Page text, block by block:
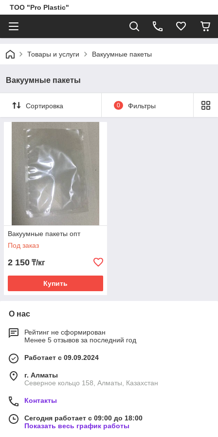
ТОО "Pro Plastic"
Товары и услуги Вакуумные пакеты
Вакуумные пакеты
Сортировка 0 Фильтры
Вакуумные пакеты опт
Под заказ
2 150 ₸/кг
Купить
О нас
Рейтинг не сформирован
Менее 5 отзывов за последний год
Работает с 09.09.2024
г. Алматы
Северное кольцо 158, Алматы, Казахстан
Контакты
Сегодня работает с 09:00 до 18:00
Показать весь график работы